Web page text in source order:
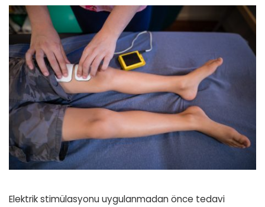
Elektrik stimülasyonu uygulanmadan önce tedavi